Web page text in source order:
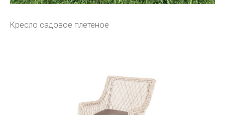
Кресло садовое плетеное